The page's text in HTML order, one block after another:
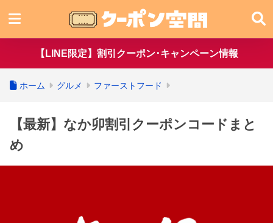
【LINE限定】割引クーポン･キャンペーン情報
ホーム グルメ ファーストフード
【最新】なか卯割引クーポンコードまと
め